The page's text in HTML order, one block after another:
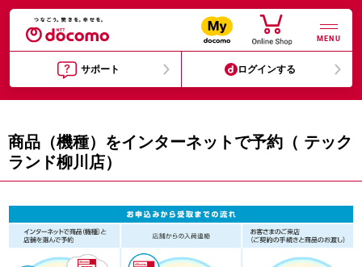
MENU
サポート ログインする
商品（機種）をインターネットで予約（ テック
ランド柳川店）